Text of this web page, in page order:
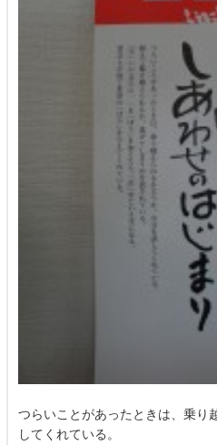
つらいことがあったときは、乗り
してくれている。